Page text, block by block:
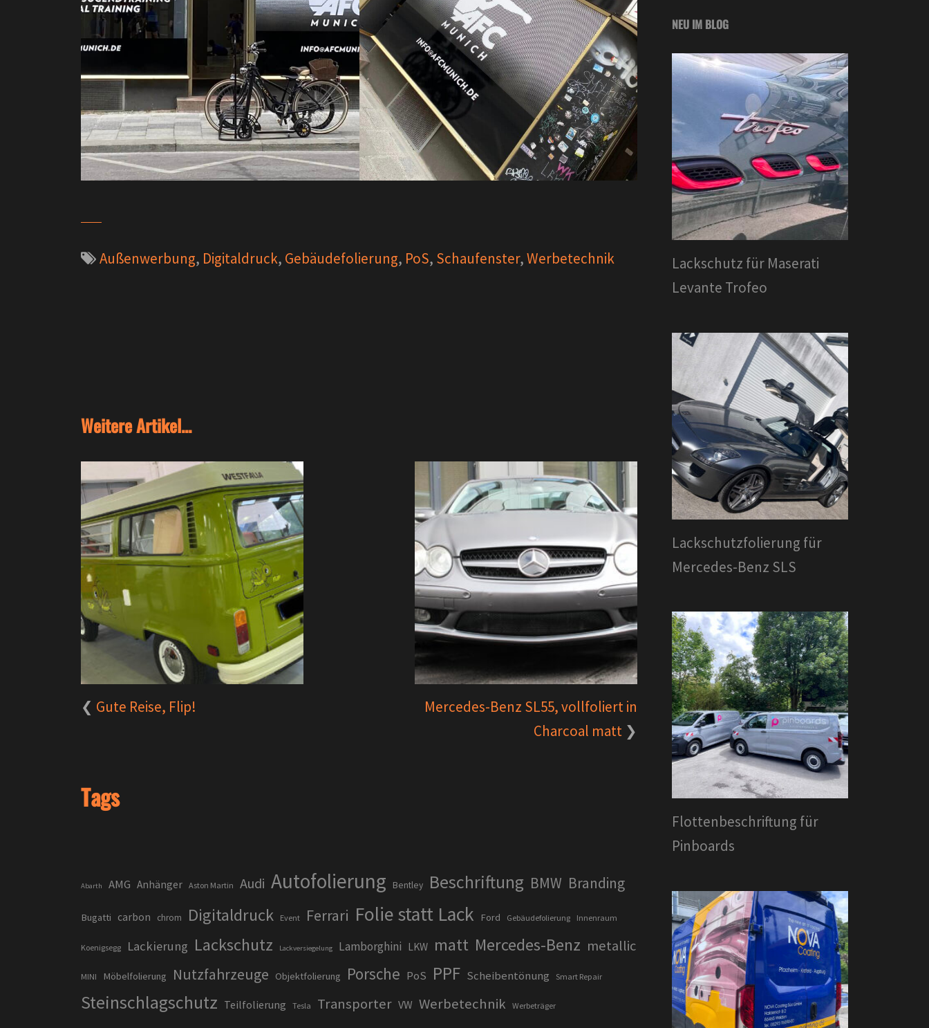
Außenwerbung, Digitaldruck, Gebäudefolierung, PoS, Schaufenster,Werbetechnik
Weitere Artikel...
Gute Reise, Flip!
Mercedes-Benz SL55, vollfoliert in
Charcoal matt
Tags
Abarth AMG Anhänger Aston Martin Audi Autofolierung Bentley Beschriftung BMW Branding
Bugatti carbon chrom Digitaldruck Event Ferrari Folie statt Lack Ford Gebäudefolierung Innenraum
Koenigsegg Lackierung Lackschutz Lackversiegelung Lamborghini LKW matt Mercedes-Benz metallic
MINI Möbelfolierung Nutzfahrzeuge Objektfolierung Porsche PoS PPF Scheibentönung Smart Repair
Steinschlagschutz Teilfolierung Tesla Transporter VW Werbetechnik Werbeträger
NEU IM BLOG
Lackschutz für Maserati
Levante Trofeo
Lackschutzfolierung für
Mercedes-Benz SLS
Flottenbeschriftung für
Pinboards